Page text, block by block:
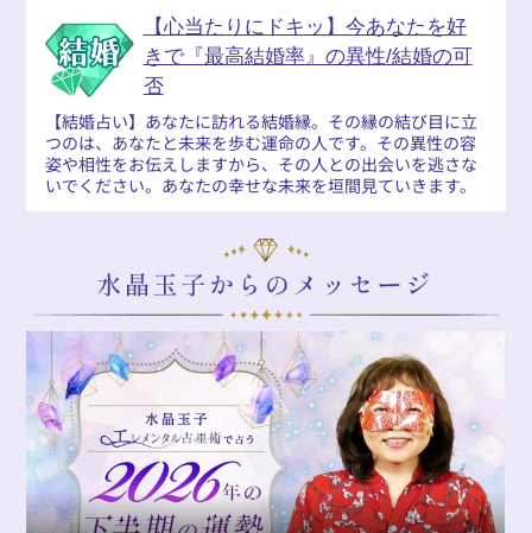
【心当たりにドキッ】今あなたを好
きで『最高結婚率』の異性/結婚の可
否
【結婚占い】あなたに訪れる結婚縁。その縁の結び目に立
つのは、あなたと未来を歩む運命の人です。その異性の容
姿や相性をお伝えしますから、その人との出会いを逃さな
いでください。あなたの幸せな未来を垣間見ていきます。